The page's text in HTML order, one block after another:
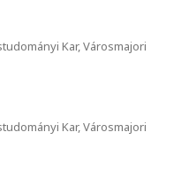
Kar, Városmajori
Kar, Városmajori